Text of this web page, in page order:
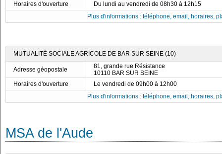
Horaires d'ouverture
Du lundi au vendredi de 08h30 à 12h15
Plus d'informations : téléphone, email, horaires,
MUTUALITÉ SOCIALE AGRICOLE DE BAR SUR SEINE (10)
Adresse géopostale
81, grande rue Résistance
10110 BAR SUR SEINE
Horaires d'ouverture
Le vendredi de 09h00 à 12h00
Plus d'informations : téléphone, email, horaires,
MSA de l'Aude